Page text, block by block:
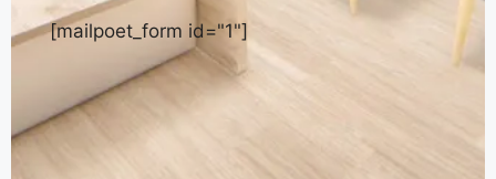
[mailpoet_form id="1"]